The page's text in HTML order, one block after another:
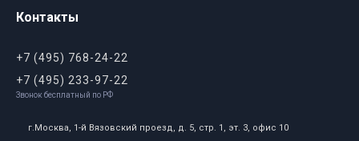
Контакты
+7 (495) 768-24-22
+7 (495) 233-97-22
Звонок бесплатный по РФ
г.Москва, 1-й Вязовский проезд, д. 5, стр. 1, эт. 3, офис 10